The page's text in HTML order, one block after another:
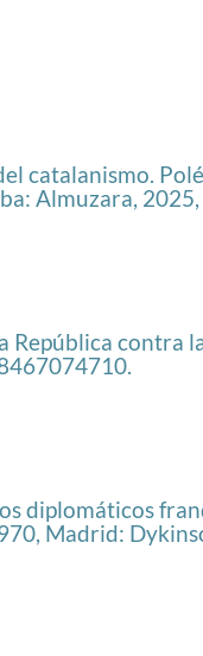
catalanismo.
Almuzara,
República contra
diplomáticos
Madrid: